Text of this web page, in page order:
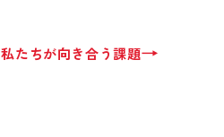
たちが向き合う課題→